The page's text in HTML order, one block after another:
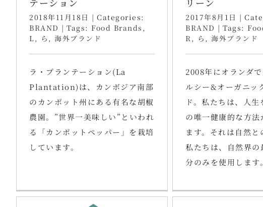
2018年11月18日 | Categories:
BRAND | Tags: Food Brands ,
L , ら , 海外ブランド
ラ・プランテーション(La
Plantation)は、カンボジア南部
のカンポット州にある有名な胡椒
農園。”世界一美味しい”といわれ
る「カンポットペッパー」を栽培
しています。
2017年8月1日 |
BRAND | Tags:
R , ら , 海外ブランド
2008年にオランダ
ルシー&オーガニッ
ド。私たちは、人生
の唯一健康的な方法
ます。それは自然と
私たちは、自然界の
分のみを使用します。